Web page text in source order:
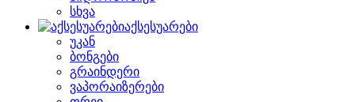
სხვა
აქსესუარები
უკან
ბონგები
გრაინდერი
ვაპორაიზერები